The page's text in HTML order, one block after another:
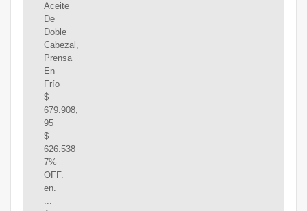
Aceite
De
Doble
Cabezal,
Prensa
En
Frío
$
679.908,
95
$
626.538
7%
OFF.
en.
...